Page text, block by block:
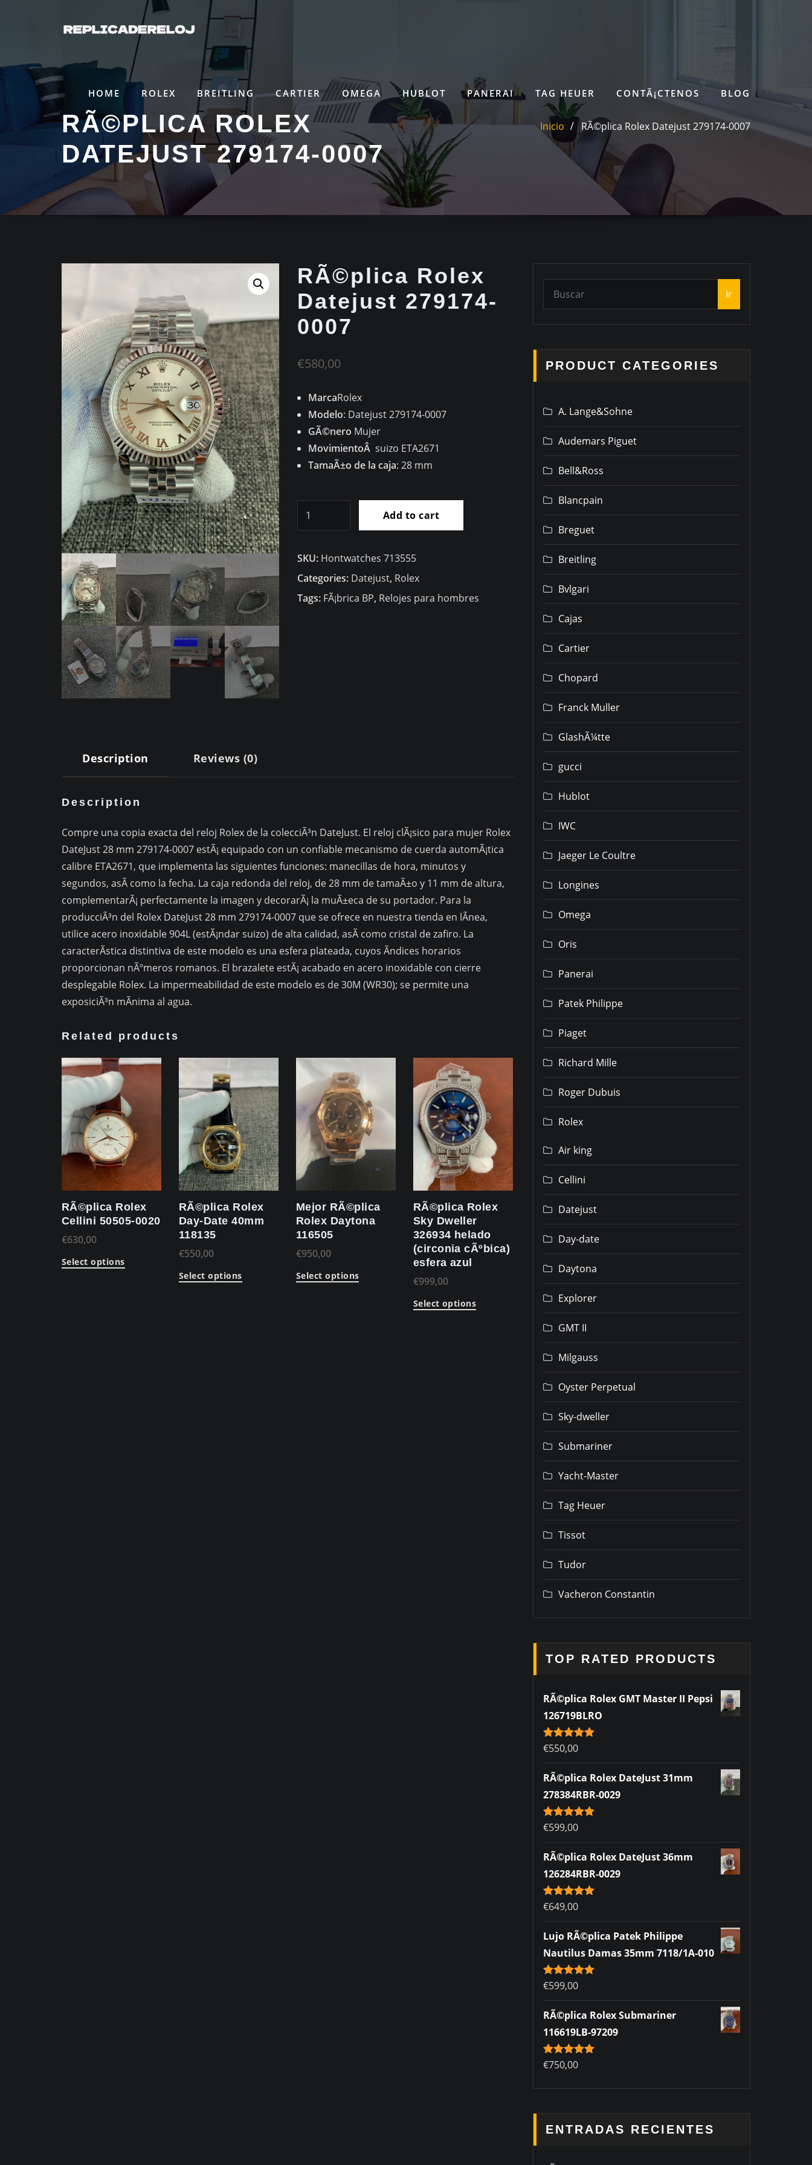
HOME ROLEX BREITLING CARTIER OMEGA HUBLOT PANERAI TAG HEUER CONTÃ¡CTENOS BLOG
RÃ©PLICA ROLEX
DATEJUST 279174-0007
Inicio RÃ©plica Rolex Datejust 279174-0007
RÃ©plica Rolex
Datejust 279174-
0007
€580,00
MarcaRolex
Modelo: Datejust 279174-0007
GÃ©nero Mujer
MovimientoÂ suizo ETA2671
TamaÃ±o de la caja: 28 mm
279174-
0007
quantity
Add to cart
SKU: Hontwatches 713555
Categories: Datejust, Rolex
Tags: FÃ¡brica BP, Relojes para hombres
Description Reviews (0)
Description
Compre una copia exacta del reloj Rolex de la colecciÃ³n DateJust. El reloj clÃ¡sico para mujer Rolex
DateJust 28 mm 279174-0007 estÃ¡ equipado con un confiable mecanismo de cuerda automÃ¡tica
calibre ETA2671, que implementa las siguientes funciones: manecillas de hora, minutos y
segundos, asÃ­ como la fecha. La caja redonda del reloj, de 28 mm de tamaÃ±o y 11 mm de altura,
complementarÃ¡ perfectamente la imagen y decorarÃ¡ la muÃ±eca de su portador. Para la
producciÃ³n del Rolex DateJust 28 mm 279174-0007 que se ofrece en nuestra tienda en lÃ­nea,
utilice acero inoxidable 904L (estÃ¡ndar suizo) de alta calidad, asÃ­ como cristal de zafiro. La
caracterÃ­stica distintiva de este modelo es una esfera plateada, cuyos Ã­ndices horarios
proporcionan nÃºmeros romanos. El brazalete estÃ¡ acabado en acero inoxidable con cierre
desplegable Rolex. La impermeabilidad de este modelo es de 30M (WR30); se permite una
exposiciÃ³n mÃ­nima al agua.
Related products
RÃ©plica Rolex
Cellini 50505-0020
€630,00
Select options
RÃ©plica Rolex
Day-Date 40mm
118135
€550,00
Select options
Mejor RÃ©plica
Rolex Daytona
116505
€950,00
Select options
RÃ©plica Rolex
Sky Dweller
326934 helado
(circonia cÃºbica)
esfera azul
€999,00
Select options
Ir
PRODUCT CATEGORIES
A. Lange&Sohne
Audemars Piguet
Bell&Ross
Blancpain
Breguet
Breitling
Bvlgari
Cajas
Cartier
Chopard
Franck Muller
GlashÃ¼tte
gucci
Hublot
IWC
Jaeger Le Coultre
Longines
Omega
Oris
Panerai
Patek Philippe
Piaget
Richard Mille
Roger Dubuis
Rolex
Air king
Cellini
Datejust
Day-date
Daytona
Explorer
GMT II
Milgauss
Oyster Perpetual
Sky-dweller
Submariner
Yacht-Master
Tag Heuer
Tissot
Tudor
Vacheron Constantin
TOP RATED PRODUCTS
RÃ©plica Rolex GMT Master II Pepsi
126719BLRO
Rated5.00
out of 5
€550,00
RÃ©plica Rolex DateJust 31mm
278384RBR-0029
Rated5.00
out of 5
€599,00
RÃ©plica Rolex DateJust 36mm
126284RBR-0029
Rated5.00
out of 5
€649,00
Lujo RÃ©plica Patek Philippe
Nautilus Damas 35mm 7118/1A-010
Rated5.00
out of 5
€599,00
RÃ©plica Rolex Submariner
116619LB-97209
Rated5.00
out of 5
€750,00
ENTRADAS RECIENTES